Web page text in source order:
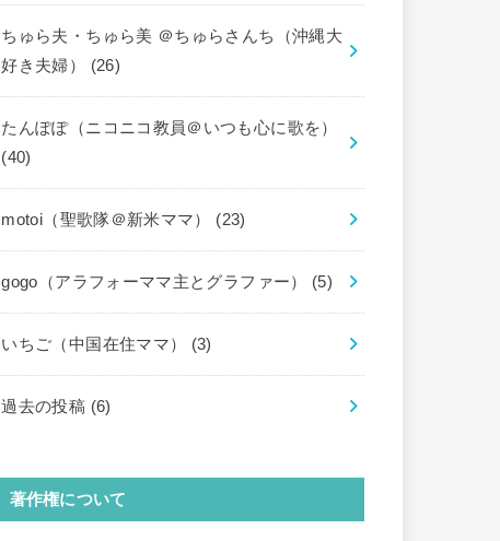
ちゅら夫・ちゅら美 ＠ちゅらさんち（沖縄大
好き夫婦） (26)
たんぽぽ（ニコニコ教員＠いつも心に歌を）
(40)
motoi（聖歌隊＠新米ママ） (23)
gogo（アラフォーママ主とグラファー） (5)
いちご（中国在住ママ） (3)
過去の投稿 (6)
著作権について